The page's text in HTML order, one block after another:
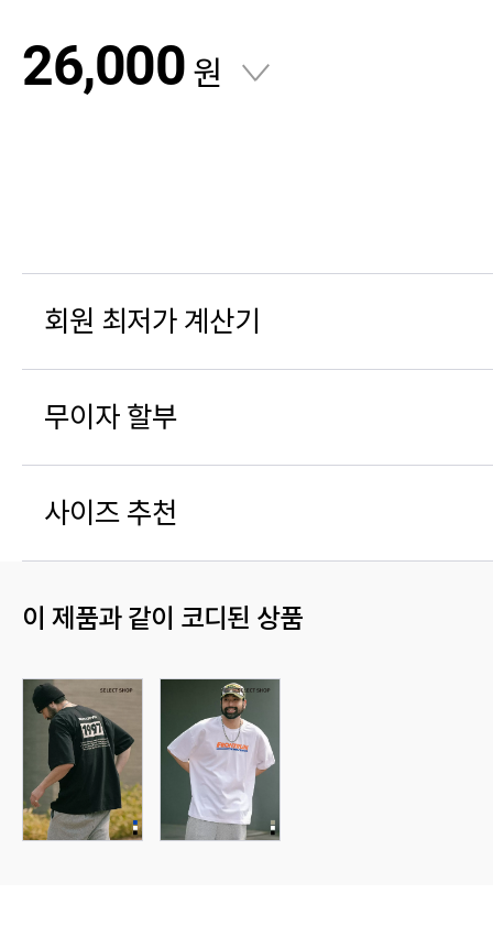
26,000 원
회원 최저가 계산기
무이자 할부
사이즈 추천
이 제품과 같이 코디된 상품